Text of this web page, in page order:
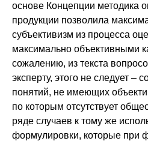
основе Концепции методика
продукции позволила
субъективизм из процесса
максимально объективными
сожалению, из текста
эксперту, этого не следует –
понятий, не имеющих
по которым отсутствует
ряде случаев к тому же
формулировки, которые при